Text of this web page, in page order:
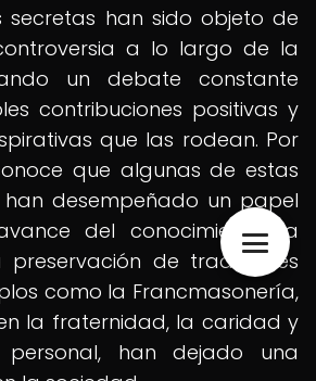
secretas han sido objeto de
a lo largo de la
un debate constante
contribuciones positivas y
que las rodean. Por
que algunas de estas
han desempeñado un papel
del conocimiento, la
de tradiciones
como la Francmasonería,
la fraternidad, la caridad y
personal, han dejado una